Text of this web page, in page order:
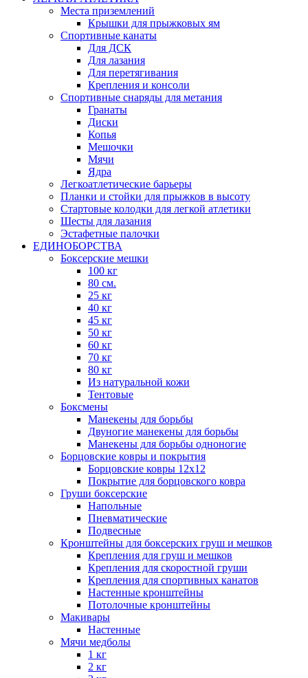
Места приземлений
Крышки для прыжковых ям
Спортивные канаты
Для ДСК
Для лазания
Для перетягивания
Крепления и консоли
Спортивные снаряды для метания
Гранаты
Диски
Копья
Мешочки
Мячи
Ядра
Легкоатлетические барьеры
Планки и стойки для прыжков в высоту
Стартовые колодки для легкой атлетики
Шесты для лазания
Эстафетные палочки
ЕДИНОБОРСТВА
Боксерские мешки
100 кг
80 см.
25 кг
40 кг
45 кг
50 кг
60 кг
70 кг
80 кг
Из натуральной кожи
Тентовые
Боксмены
Манекены для борьбы
Двуногие манекены для борьбы
Манекены для борьбы одноногие
Борцовские ковры и покрытия
Борцовские ковры 12х12
Покрытие для борцовского ковра
Груши боксерские
Напольные
Пневматические
Подвесные
Кронштейны для боксерских груш и мешков
Крепления для груш и мешков
Крепления для скоростной груши
Крепления для спортивных канатов
Настенные кронштейны
Потолочные кронштейны
Макивары
Настенные
Мячи медболы
1 кг
2 кг